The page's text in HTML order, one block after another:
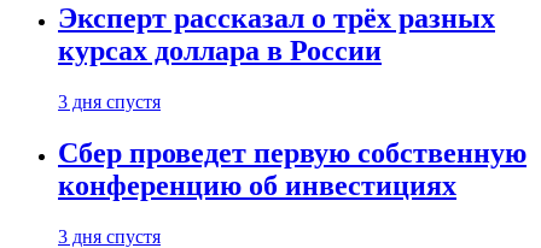
Эксперт рассказал о трёх разных
курсах доллара в России
3 дня спустя
Сбер проведет первую собственную
конференцию об инвестициях
3 дня спустя